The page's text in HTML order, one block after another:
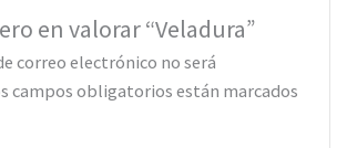
en valorar “Veladura”
correo electrónico no será
campos obligatorios están marcados